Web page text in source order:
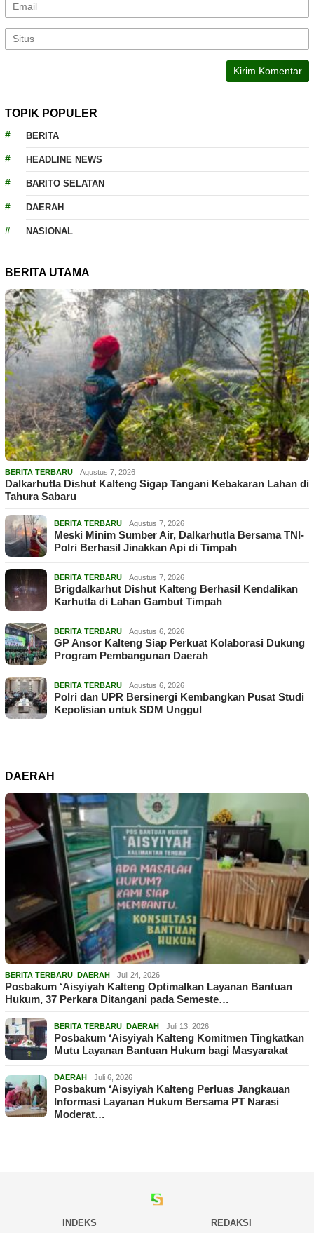
TOPIK POPULER
BERITA
HEADLINE NEWS
BARITO SELATAN
DAERAH
NASIONAL
BERITA UTAMA
BERITA TERBARU Agustus 7, 2026
Dalkarhutla Dishut Kalteng Sigap Tangani Kebakaran Lahan di
Tahura Sabaru
BERITA TERBARU Agustus 7, 2026
Meski Minim Sumber Air, Dalkarhutla Bersama TNI-
Polri Berhasil Jinakkan Api di Timpah
BERITA TERBARU Agustus 7, 2026
Brigdalkarhut Dishut Kalteng Berhasil Kendalikan
Karhutla di Lahan Gambut Timpah
BERITA TERBARU Agustus 6, 2026
GP Ansor Kalteng Siap Perkuat Kolaborasi Dukung
Program Pembangunan Daerah
BERITA TERBARU Agustus 6, 2026
Polri dan UPR Bersinergi Kembangkan Pusat Studi
Kepolisian untuk SDM Unggul
DAERAH
BERITA TERBARU, DAERAH Juli 24, 2026
Posbakum ‘Aisyiyah Kalteng Optimalkan Layanan Bantuan
Hukum, 37 Perkara Ditangani pada Semeste…
BERITA TERBARU, DAERAH Juli 13, 2026
Posbakum ‘Aisyiyah Kalteng Komitmen Tingkatkan
Mutu Layanan Bantuan Hukum bagi Masyarakat
DAERAH Juli 6, 2026
Posbakum ‘Aisyiyah Kalteng Perluas Jangkauan
Informasi Layanan Hukum Bersama PT Narasi
Moderat…
INDEKS REDAKSI